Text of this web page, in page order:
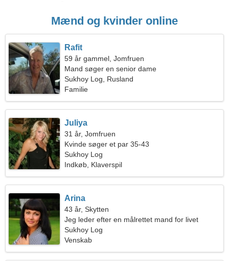
Mænd og kvinder online
Rafit
59 år gammel, Jomfruen
Mand søger en senior dame
Sukhoy Log, Rusland
Familie
Juliya
31 år, Jomfruen
Kvinde søger et par 35-43
Sukhoy Log
Indkøb, Klaverspil
Arina
43 år, Skytten
Jeg leder efter en målrettet mand for livet
Sukhoy Log
Venskab